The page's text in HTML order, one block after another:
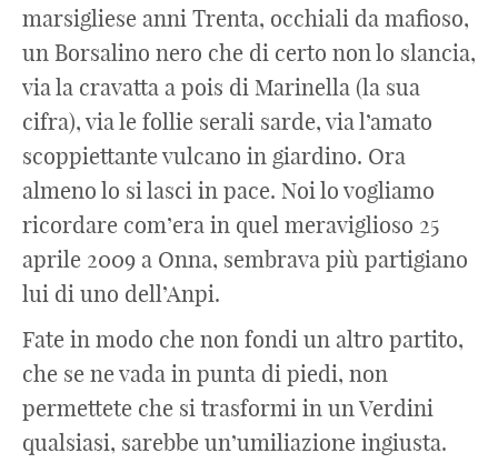
marsigliese anni Trenta, occhiali da mafioso,
un Borsalino nero che di certo non lo slancia,
via la cravatta a pois di Marinella (la sua
cifra), via le follie serali sarde, via l’amato
scoppiettante vulcano in giardino. Ora
almeno lo si lasci in pace. Noi lo vogliamo
ricordare com’era in quel meraviglioso 25
aprile 2009 a Onna, sembrava più partigiano
lui di uno dell’Anpi.
Fate in modo che non fondi un altro partito,
che se ne vada in punta di piedi, non
permettete che si trasformi in un Verdini
qualsiasi, sarebbe un’umiliazione ingiusta.